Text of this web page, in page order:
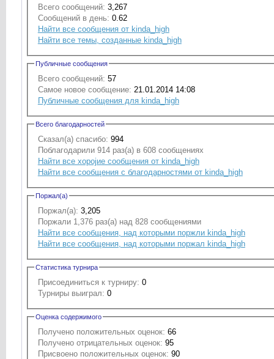
Всего сообщений: 3,267
Сообщений в день: 0.62
Найти все сообщения от kinda_high
Найти все темы, созданные kinda_high
Публичные сообщения
Всего сообщений: 57
Самое новое сообщение: 21.01.2014 14:08
Публичные сообщения для kinda_high
Всего благодарностей
Сказал(а) спасибо: 994
Поблагодарили 914 раз(а) в 608 сообщениях
Найти все хоројие сообщения от kinda_high
Найти все сообщения с благодарностями от kinda_high
Поржал(а)
Поржал(а): 3,205
Поржали 1,376 раз(а) над 828 сообщениями
Найти все сообщения, над которыми поржли kinda_high
Найти все сообщения, над которыми поржал kinda_high
Статистика турнира
Присоединиться к турниру: 0
Турниры выиграл: 0
Оценка содержимого
Получено положительных оценок: 66
Получено отрицательных оценок: 95
Присвоено положительных оценок: 90